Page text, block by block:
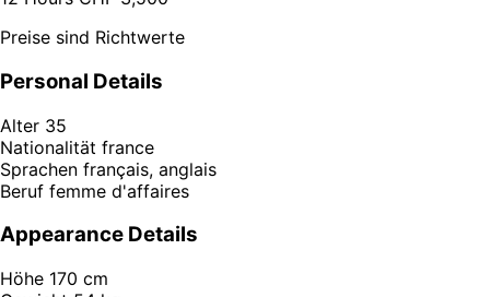
Preise sind Richtwerte
Personal Details
Alter 35
Nationalität france
Sprachen français, anglais
Beruf femme d'affaires
Appearance Details
Höhe 170 cm